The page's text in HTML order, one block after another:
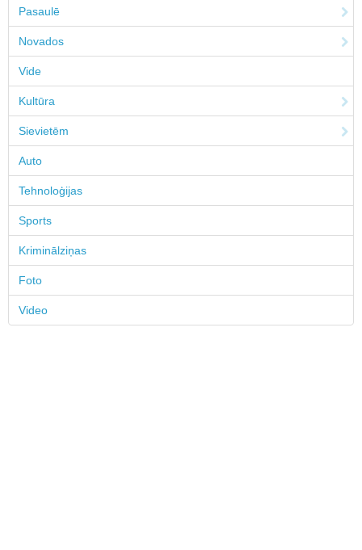
Pasaulē
Novados
Vide
Kultūra
Sievietēm
Auto
Tehnoloģijas
Sports
Kriminālziņas
Foto
Video